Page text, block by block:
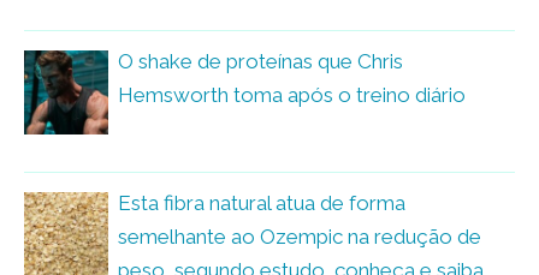
O shake de proteínas que Chris
Hemsworth toma após o treino diário
Esta fibra natural atua de forma
semelhante ao Ozempic na redução de
peso, segundo estudo, conheça e saiba